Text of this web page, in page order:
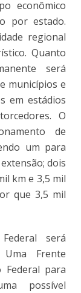
econômico
por estado.
regional
Quanto
será
municípios e
em estádios
O
de
um para
dois
km e 3,5 mil
que 3,5 mil
será
Frente
Federal para
possível